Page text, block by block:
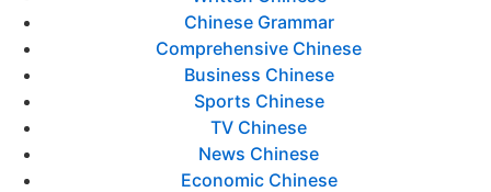
Chinese Grammar
Comprehensive Chinese
Business Chinese
Sports Chinese
TV Chinese
News Chinese
Economic Chinese